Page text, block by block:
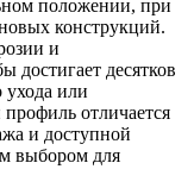
положении, при
конструкций.
и
достигает десятков
ухода или
отличается
и доступной
выбором для